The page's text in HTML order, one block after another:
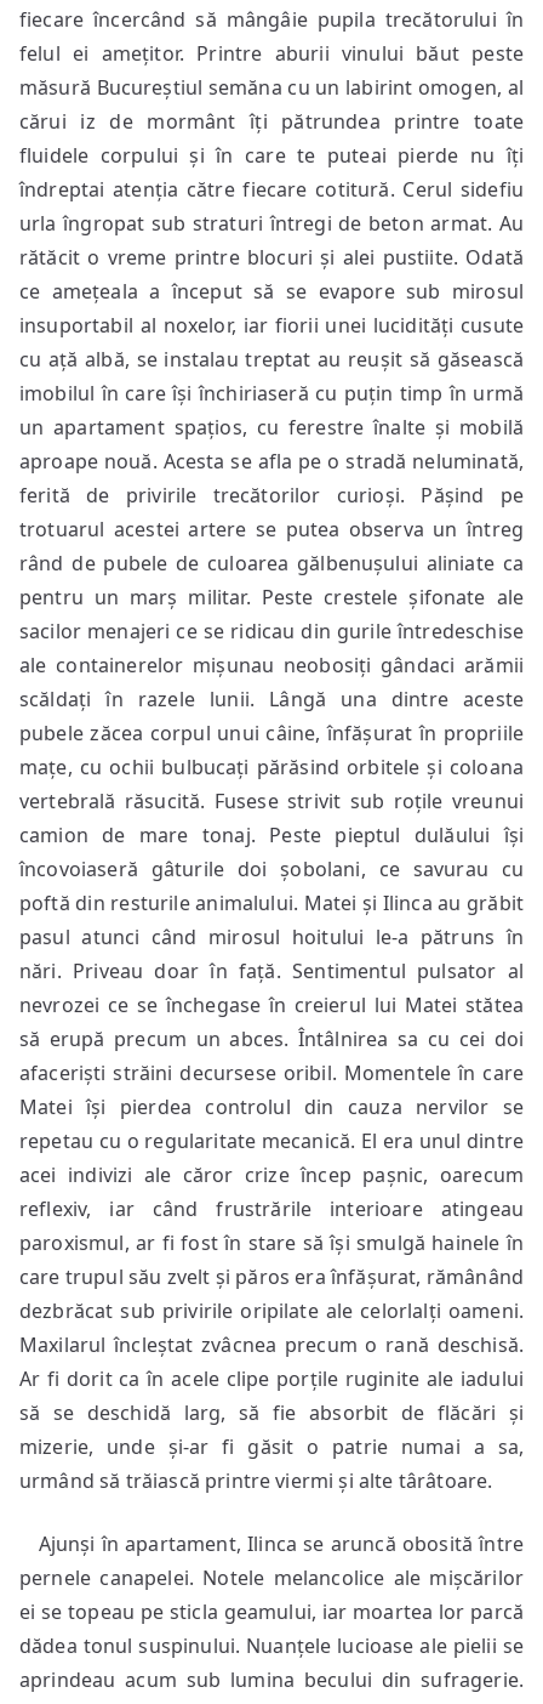
fiecare încercând să mângâie pupila trecătorului în
felul ei amețitor. Printre aburii vinului băut peste
măsură Bucureștiul semăna cu un labirint omogen, al
cărui iz de mormânt îți pătrundea printre toate
fluidele corpului și în care te puteai pierde nu îți
îndreptai atenția către fiecare cotitură. Cerul sidefiu
urla îngropat sub straturi întregi de beton armat. Au
rătăcit o vreme printre blocuri și alei pustiite. Odată
ce amețeala a început să se evapore sub mirosul
insuportabil al noxelor, iar fiorii unei lucidități cusute
cu ață albă, se instalau treptat au reușit să găsească
imobilul în care își închiriaseră cu puțin timp în urmă
un apartament spațios, cu ferestre înalte și mobilă
aproape nouă. Acesta se afla pe o stradă neluminată,
ferită de privirile trecătorilor curioși. Pășind pe
trotuarul acestei artere se putea observa un întreg
rând de pubele de culoarea gălbenușului aliniate ca
pentru un marș militar. Peste crestele șifonate ale
sacilor menajeri ce se ridicau din gurile întredeschise
ale containerelor mișunau neobosiți gândaci arămii
scăldați în razele lunii. Lângă una dintre aceste
pubele zăcea corpul unui câine, înfășurat în propriile
mațe, cu ochii bulbucați părăsind orbitele și coloana
vertebrală răsucită. Fusese strivit sub roțile vreunui
camion de mare tonaj. Peste pieptul dulăului își
încovoiaseră gâturile doi șobolani, ce savurau cu
poftă din resturile animalului. Matei și Ilinca au grăbit
pasul atunci când mirosul hoitului le-a pătruns în
nări. Priveau doar în față. Sentimentul pulsator al
nevrozei ce se închegase în creierul lui Matei stătea
să erupă precum un abces. Întâlnirea sa cu cei doi
afaceriști străini decursese oribil. Momentele în care
Matei își pierdea controlul din cauza nervilor se
repetau cu o regularitate mecanică. El era unul dintre
acei indivizi ale căror crize încep pașnic, oarecum
reflexiv, iar când frustrările interioare atingeau
paroxismul, ar fi fost în stare să își smulgă hainele în
care trupul său zvelt și păros era înfășurat, rămânând
dezbrăcat sub privirile oripilate ale celorlalți oameni.
Maxilarul încleștat zvâcnea precum o rană deschisă.
Ar fi dorit ca în acele clipe porțile ruginite ale iadului
să se deschidă larg, să fie absorbit de flăcări și
mizerie, unde și-ar fi găsit o patrie numai a sa,
urmând să trăiască printre viermi și alte târâtoare.
Ajunși în apartament, Ilinca se aruncă obosită între
pernele canapelei. Notele melancolice ale mișcărilor
ei se topeau pe sticla geamului, iar moartea lor parcă
dădea tonul suspinului. Nuanțele lucioase ale pielii se
aprindeau acum sub lumina becului din sufragerie.